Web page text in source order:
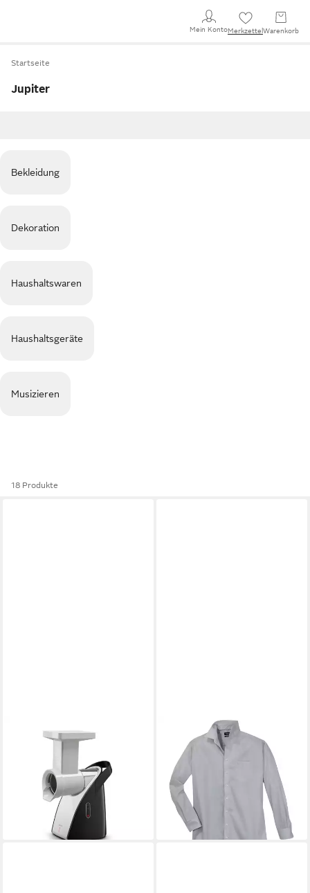
Mein KontoMerkzettel Warenkorb
Startseite
Jupiter
Bekleidung
Dekoration
Haushaltswaren
Haushaltsgeräte
Musizieren
18 Produkte
JUPITER
Spiralschneider
Universalraffel mit 3
Trommeln, Universalraffel mit,
lieferbar - in 3-4 Werktagen bei dir
Businesshemd Businesshemd
bügelfrei Jupiter silbergrau
XXL
ab 50,95 €
lieferbar - in 3-4 Werktagen bei dir